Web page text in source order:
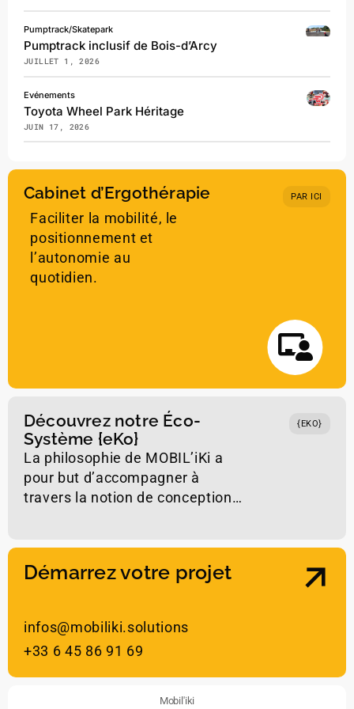
Cabinet d’Ergothérapie PAR ICI
Faciliter la mobilité, le
positionnement et
l’autonomie au
quotidien.
Pumptrack/Skatepark
Pumptrack inclusif de Bois-d’Arcy
JUILLET 1, 2026
Evénements
Toyota Wheel Park Héritage
JUIN 17, 2026
Découvrez notre Éco-
Système {eKo}
{EKO}
La philosophie de MOBIL’iKi a
pour but d’accompagner à
travers la notion de conception…
Démarrez votre projet
infos@mobiliki.solutions
+33 6 45 86 91 69
Mobil'iki
d’intérêt généralPRATIKABLE
actions
inclusion
mobilité pour tous
urbaine adaptéeetles sports à
passionné
desprojets en faveur
de paradigme
réduite et de l’inclusion,le tout grâce à
ludique et décomplexé